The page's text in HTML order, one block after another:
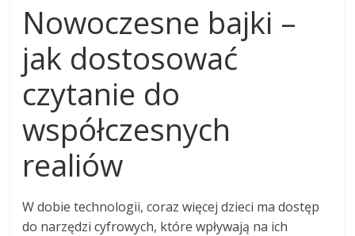
Nowoczesne bajki –
jak dostosować
czytanie do
współczesnych
realiów
W dobie technologii, coraz więcej dzieci ma dostęp
do narzędzi cyfrowych, które wpływają na ich